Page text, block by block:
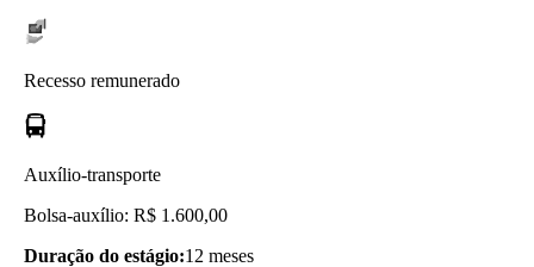
Recesso remunerado
Auxílio-transporte
Bolsa-auxílio: R$ 1.600,00
Duração do estágio:12 meses